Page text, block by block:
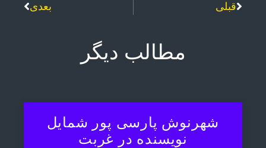
قبلی بعدی
مطالب دیگر
شهرنوش پارسی پور شمایل
نویسنده در غربت